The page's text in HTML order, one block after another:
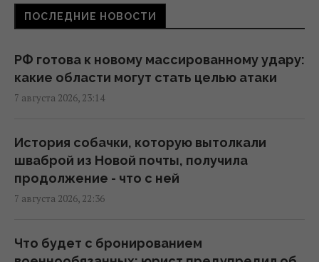
первого официального визита
19:52 пятница, 07 августа 2026
Дипломатическое контрнаступление
Украины на Вашингтон захлебнулось, – The
База ФСБ, корабли и ЗРК "Бук": Мадяр
раскрыл результаты ударов по
ПОСЛЕДНИЕ НОВОСТИ
РФ готова к новому массированному удару:
какие области могут стать целью атаки
7 августа 2026, 23:14
История собачки, которую вытолкали
шваброй из Новой почты, получила
продолжение - что с ней
7 августа 2026, 22:36
Что будет с бронированием